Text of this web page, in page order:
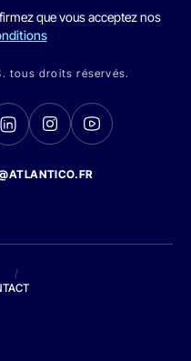
que vous acceptez nos
tous droits réservés.
/